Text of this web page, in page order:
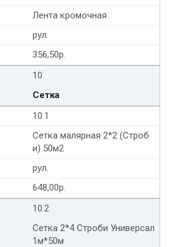
Лента кромочная
рул.
356,50р.
10
Сетка
10.1
Сетка малярная 2*2 (Строб
и) 50м2
рул.
648,00р.
10.2
Сетка 2*4 Строби Универсал
1м*50м